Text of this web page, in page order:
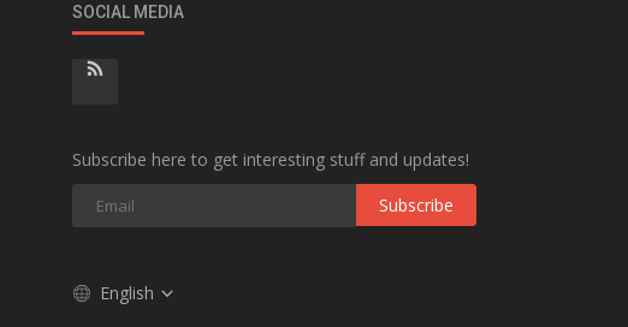
SOCIAL MEDIA
Subscribe here to get interesting stuff and updates!
Subscribe
English